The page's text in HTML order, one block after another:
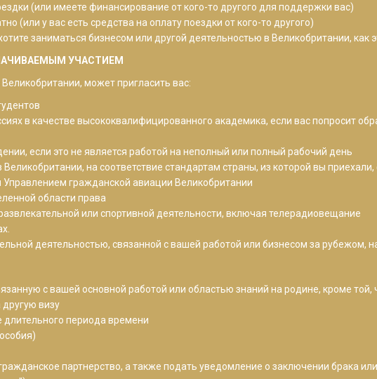
(или имеете финансирование от кого-то другого для поддержки вас)
(или у вас есть средства на оплату поездки от кого-то другого)
заниматься бизнесом или другой деятельностью в Великобритании,
УЧАСТИЕМ
может пригласить вас:
в качестве высококвалифицированного академика, если вас попросит
если это не является работой на неполный или полный рабочий день
на соответствие стандартам страны, из которой вы
гражданской авиации Великобритании
области права
или спортивной деятельности, включая телерадиовещание
деятельностью, связанной с вашей работой или бизнесом за рубежом,
с вашей основной работой или областью знаний на родине, кроме
другую визу
длительного периода времени
партнерство, а также подать уведомление о заключении брака